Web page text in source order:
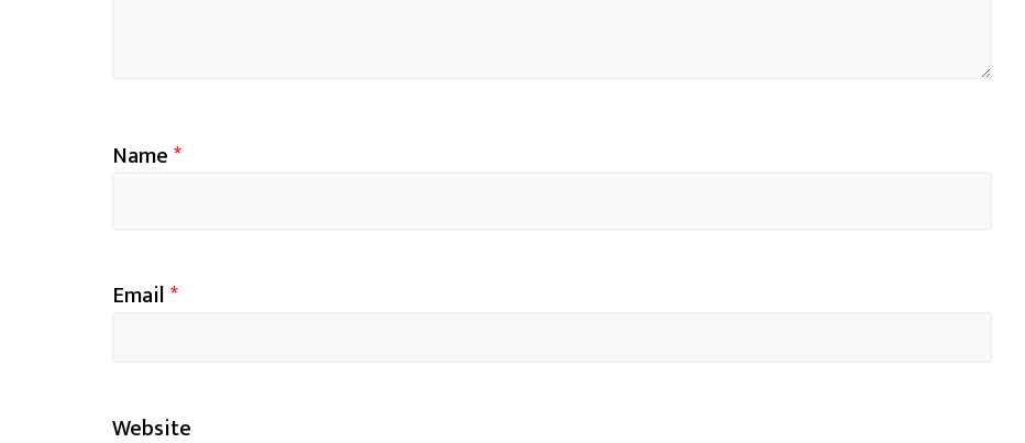
Name*
Email*
Website